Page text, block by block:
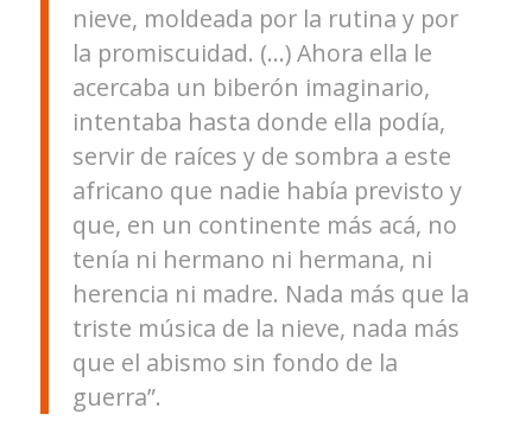
nieve, moldeada por la rutina y por
la promiscuidad. (…) Ahora ella le
acercaba un biberón imaginario,
intentaba hasta donde ella podía,
servir de raíces y de sombra a este
africano que nadie había previsto y
que, en un continente más acá, no
tenía ni hermano ni hermana, ni
herencia ni madre. Nada más que la
triste música de la nieve, nada más
que el abismo sin fondo de la
guerra”.